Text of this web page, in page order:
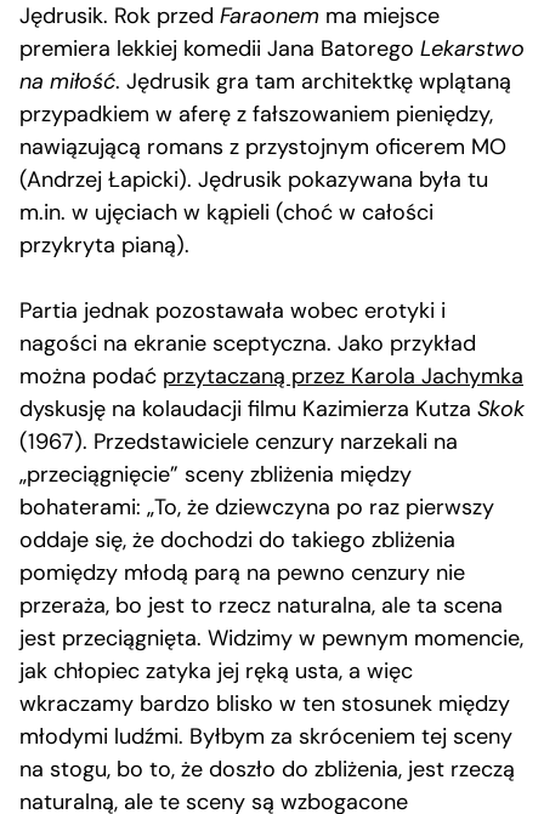
Jędrusik. Rok przed Faraonem ma miejsce
premiera lekkiej komedii Jana Batorego Lekarstwo
na miłość. Jędrusik gra tam architektkę wplątaną
przypadkiem w aferę z fałszowaniem pieniędzy,
nawiązującą romans z przystojnym oficerem MO
(Andrzej Łapicki). Jędrusik pokazywana była tu
m.in. w ujęciach w kąpieli (choć w całości
przykryta pianą).
Partia jednak pozostawała wobec erotyki i
nagości na ekranie sceptyczna. Jako przykład
można podać przytaczaną przez Karola Jachymka
dyskusję na kolaudacji filmu Kazimierza Kutza Skok
(1967). Przedstawiciele cenzury narzekali na
„przeciągnięcie” sceny zbliżenia między
bohaterami: „To, że dziewczyna po raz pierwszy
oddaje się, że dochodzi do takiego zbliżenia
pomiędzy młodą parą na pewno cenzury nie
przeraża, bo jest to rzecz naturalna, ale ta scena
jest przeciągnięta. Widzimy w pewnym momencie,
jak chłopiec zatyka jej ręką usta, a więc
wkraczamy bardzo blisko w ten stosunek między
młodymi ludźmi. Byłbym za skróceniem tej sceny
na stogu, bo to, że doszło do zbliżenia, jest rzeczą
naturalną, ale te sceny są wzbogacone